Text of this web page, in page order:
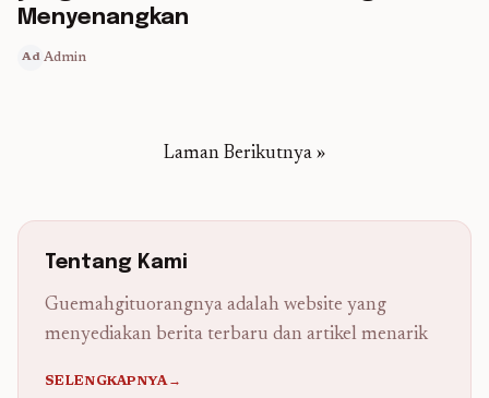
Menyenangkan
Ad Admin
Laman Berikutnya »
Tentang Kami
Guemahgituorangnya adalah website yang
menyediakan berita terbaru dan artikel menarik
SELENGKAPNYA→